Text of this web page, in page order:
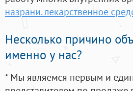
назрани. лекарственное
Несколько причино
именно у нас?
* Мы являемся первым и